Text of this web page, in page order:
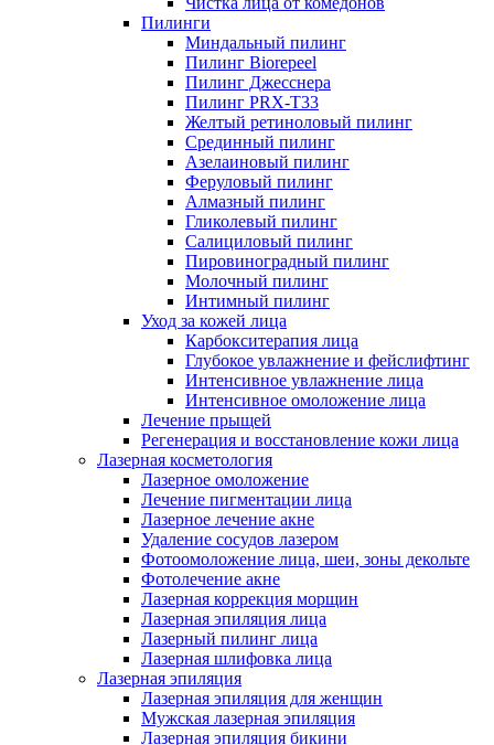
Пилинги
Миндальный пилинг
Пилинг Biorepeel
Пилинг Джесснера
Пилинг PRX-T33
Желтый ретиноловый пилинг
Срединный пилинг
Азелаиновый пилинг
Феруловый пилинг
Алмазный пилинг
Гликолевый пилинг
Салициловый пилинг
Пировиноградный пилинг
Молочный пилинг
Интимный пилинг
Уход за кожей лица
Карбокситерапия лица
Глубокое увлажнение и фейслифтинг
Интенсивное увлажнение лица
Интенсивное омоложение лица
Лечение прыщей
Регенерация и восстановление кожи лица
Лазерная косметология
Лазерное омоложение
Лечение пигментации лица
Лазерное лечение акне
Удаление сосудов лазером
Фотоомоложение лица, шеи, зоны декольте
Фотолечение акне
Лазерная коррекция морщин
Лазерная эпиляция лица
Лазерный пилинг лица
Лазерная шлифовка лица
Лазерная эпиляция
Лазерная эпиляция для женщин
Мужская лазерная эпиляция
Лазерная эпиляция бикини